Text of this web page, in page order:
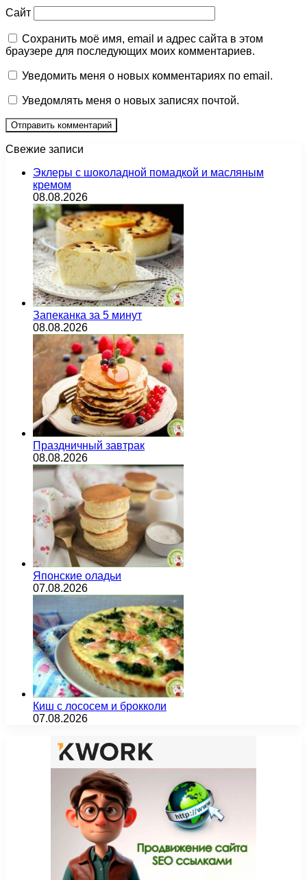
Сайт
Сохранить моё имя, email и адрес сайта в этом
браузере для последующих моих комментариев.
Уведомить меня о новых комментариях по email.
Уведомлять меня о новых записях почтой.
Свежие записи
Эклеры с шоколадной помадкой и масляным
кремом
08.08.2026
Запеканка за 5 минут
08.08.2026
Праздничный завтрак
08.08.2026
Японские оладьи
07.08.2026
Киш с лососем и брокколи
07.08.2026